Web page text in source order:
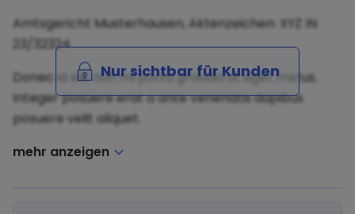
Amtsgericht Musterhausen, Aktenzeichen: XYZ IN
23/32324
Donec id elit non mi porta gravida at eget metus.
Integer posuere erat a ante venenatis dapibus
posuere velit aliquet.
Nur sichtbar für Kunden
mehr anzeigen